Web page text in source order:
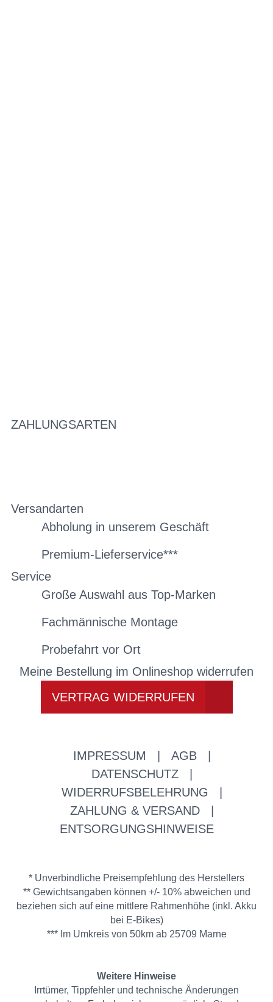
ZAHLUNGSARTEN
Versandarten
Abholung in unserem Geschäft
Premium-Lieferservice***
Service
Große Auswahl aus Top-Marken
Fachmännische Montage
Probefahrt vor Ort
Meine Bestellung im Onlineshop widerrufen
VERTRAG WIDERRUFEN
IMPRESSUM AGB
DATENSCHUTZ
WIDERRUFSBELEHRUNG
ZAHLUNG & VERSAND
ENTSORGUNGSHINWEISE
* Unverbindliche Preisempfehlung des Herstellers
** Gewichtsangaben können +/- 10% abweichen und
beziehen sich auf eine mittlere Rahmenhöhe (inkl. Akku
bei E-Bikes)
*** Im Umkreis von 50km ab 25709 Marne
Weitere Hinweise
Irrtümer, Tippfehler und technische Änderungen